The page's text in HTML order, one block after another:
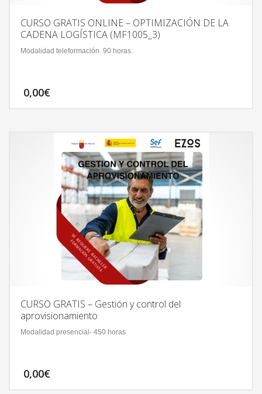
CURSO GRATIS ONLINE – OPTIMIZACIÓN DE LA
CADENA LOGÍSTICA (MF1005_3)
Modalidad teleformación. 90 horas.
0,00€
CURSO GRATIS – Gestión y control del
aprovisionamiento
Modalidad presencial- 450 horas
0,00€